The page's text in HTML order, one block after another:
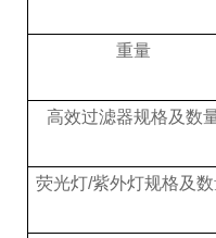
重量
高效过滤器规格及数
荧光灯/紫外灯规格及